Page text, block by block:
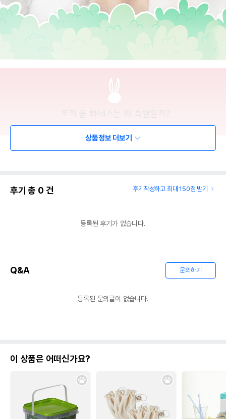
상품정보 더보기
후기 총 0 건 후기작성하고 최대 150점 받기
등록된 후기가 없습니다.
Q&A 문의하기
등록된 문의글이 없습니다.
이 상품은 어떠신가요?